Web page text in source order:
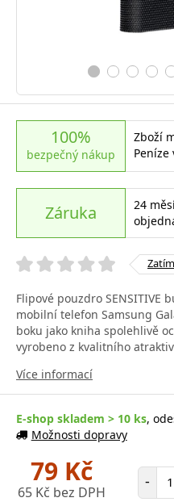
100%
bezpečný nákup
Zboží
Záruka
24
Flipové pouzdro SENSITIVE
mobilní telefon Samsung
boku jako kniha spolehlivě
vyrobeno z kvalitního
Více informací
E-shop skladem > 10 ks,
Možnosti dopravy
79 Kč
65 Kč bez DPH
-